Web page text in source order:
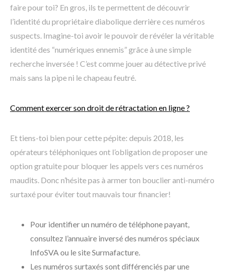
faire pour toi? En gros, ils te permettent de découvrir
l’identité du propriétaire diabolique derrière ces numéros
suspects. Imagine-toi avoir le pouvoir de révéler la véritable
identité des “numériques ennemis” grâce à une simple
recherche inversée ! C’est comme jouer au détective privé
mais sans la pipe ni le chapeau feutré.
Comment exercer son droit de rétractation en ligne ?
Et tiens-toi bien pour cette pépite: depuis 2018, les
opérateurs téléphoniques ont l’obligation de proposer une
option gratuite pour bloquer les appels vers ces numéros
maudits. Donc n’hésite pas à armer ton bouclier anti-numéro
surtaxé pour éviter tout mauvais tour financier!
Pour identifier un numéro de téléphone payant,
consultez l’annuaire inversé des numéros spéciaux
InfoSVA ou le site Surmafacture.
Les numéros surtaxés sont différenciés par une